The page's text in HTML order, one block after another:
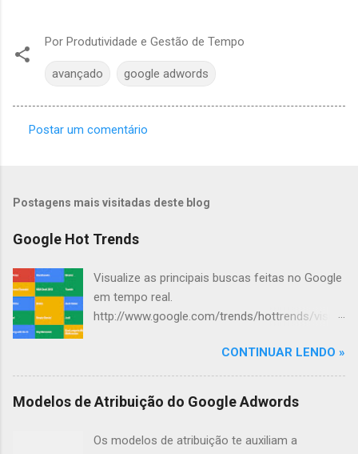
Por Produtividade e Gestão de Tempo
avançado google adwords
n
á
r
i
Postar um comentário
Postagens mais visitadas deste blog
Google Hot Trends
Visualize as principais buscas feitas no Google
em tempo real.
http://www.google.com/trends/hottrends/visual
CONTINUAR LENDO »
Modelos de Atribuição do Google Adwords
Os modelos de atribuição te auxiliam a